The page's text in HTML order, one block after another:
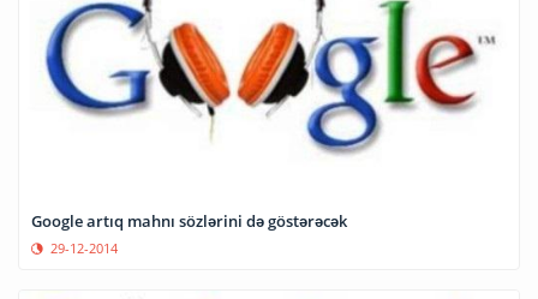
Google artıq mahnı sözlərini də göstərəcək
29-12-2014